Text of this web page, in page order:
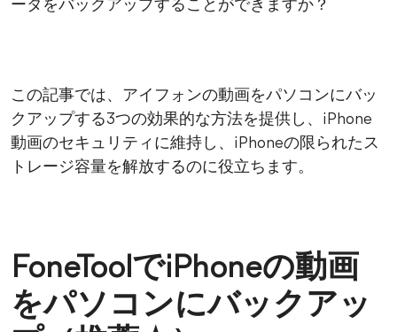
ータをバックアップすることができますか？
この記事では、アイフォンの動画をパソコンにバッ
クアップする3つの効果的な方法を提供し、iPhone
動画のセキュリティに維持し、iPhoneの限られたス
トレージ容量を解放するのに役立ちます。
FoneToolでiPhoneの動画
をパソコンにバックアッ